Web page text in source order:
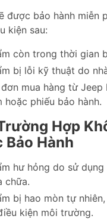
được bảo hành miễn
kiện sau:
còn trong thời gian
bị lỗi kỹ thuật do
mua hàng từ Jeep
hoặc phiếu bảo hành.
Hợp
Hành
hư hỏng do sử
chữa.
bị hao mòn tự
kiện môi trường.